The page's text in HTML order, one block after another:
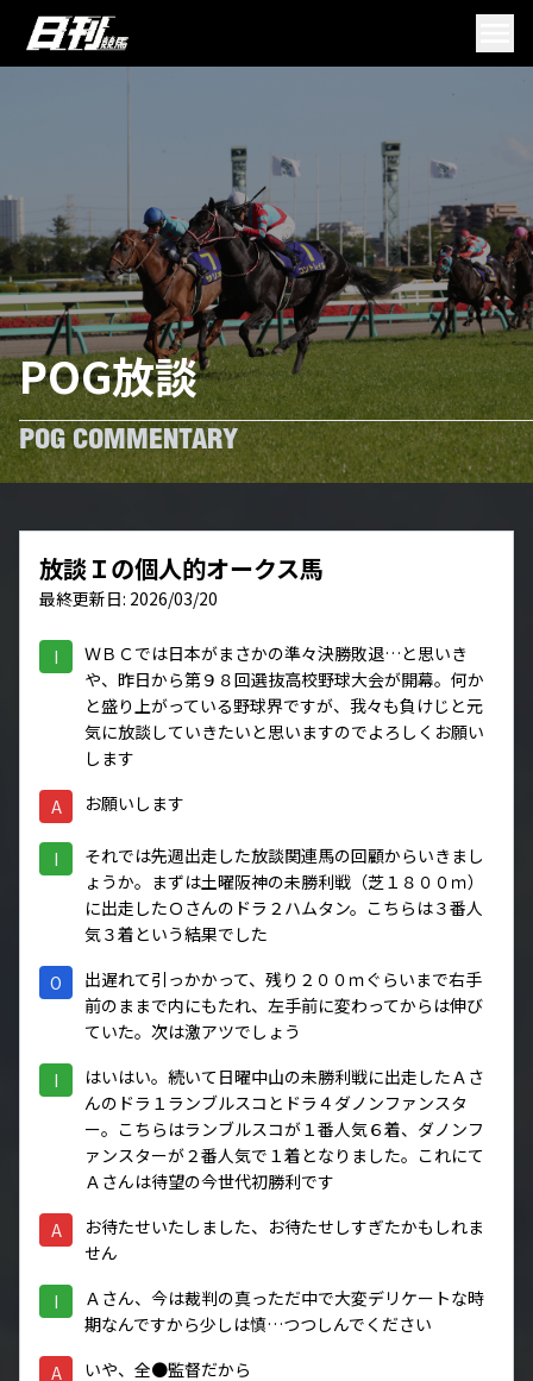
POG放談
POG COMMENTARY
放談Ｉの個人的オークス馬
最終更新日: 2026/03/20
I
ＷＢＣでは日本がまさかの準々決勝敗退…と思いき
や、昨日から第９８回選抜高校野球大会が開幕。何か
と盛り上がっている野球界ですが、我々も負けじと元
気に放談していきたいと思いますのでよろしくお願い
します
A お願いします
I
それでは先週出走した放談関連馬の回顧からいきまし
ょうか。まずは土曜阪神の未勝利戦（芝１８００ｍ）
に出走したＯさんのドラ２ハムタン。こちらは３番人
気３着という結果でした
O
出遅れて引っかかって、残り２００ｍぐらいまで右手
前のままで内にもたれ、左手前に変わってからは伸び
ていた。次は激アツでしょう
I
はいはい。続いて日曜中山の未勝利戦に出走したＡさ
んのドラ１ランブルスコとドラ４ダノンファンスタ
ー。こちらはランブルスコが１番人気６着、ダノンフ
ァンスターが２番人気で１着となりました。これにて
Ａさんは待望の今世代初勝利です
A
お待たせいたしました、お待たせしすぎたかもしれま
せん
I
Ａさん、今は裁判の真っただ中で大変デリケートな時
期なんですから少しは慎…つつしんでください
A いや、全●監督だから